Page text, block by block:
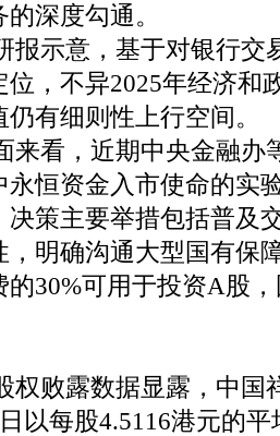
深度勾通。
示意，基于对银行交
，不异2025年经济和
有细则性上行空间。
看，近期中央金融办
永恒资金入市使命的实
决策主要举措包括普及
明确沟通大型国有保
的30%可用于投资A股
败露数据显露，中国
以每股4.5116港元的